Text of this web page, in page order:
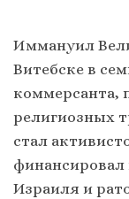
Иммануил
Витебске в
коммерсанта,
религиозных
стал
Израиля и